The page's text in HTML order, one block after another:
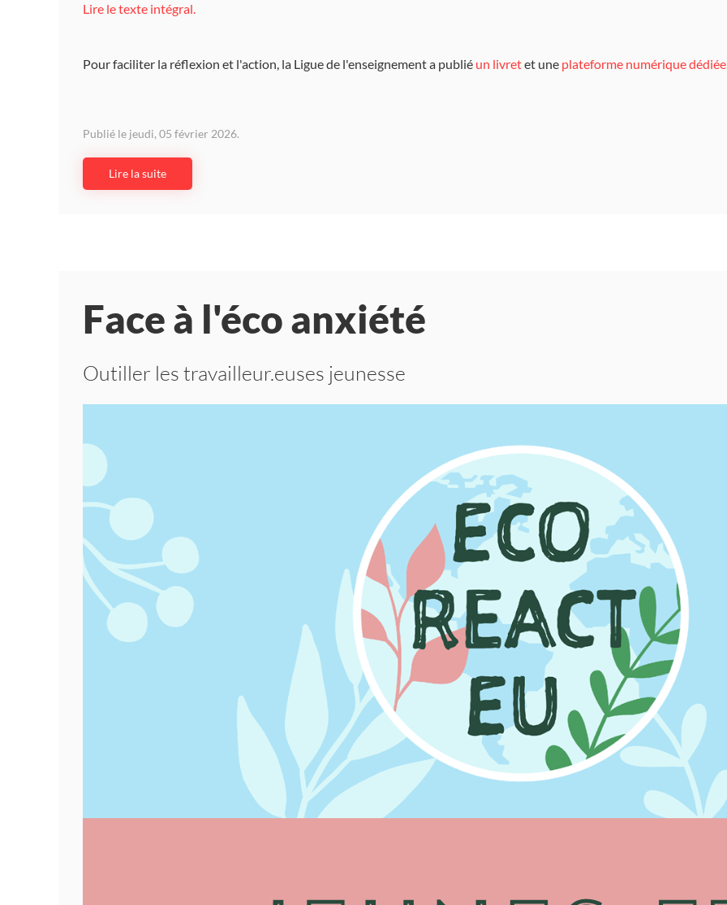
Lire le texte intégral.
Pour faciliter la réflexion et l'action, la Ligue de l'enseignement a publié un livretet une plateforme numérique dédiée
Publié le jeudi, 05 février 2026.
Lire la suite
Face à l'éco anxiété
Outiller les travailleur.euses jeunesse